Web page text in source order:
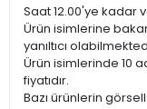
Saat 12.00'ye kadar
Ürün isimlerine
yanıltıcı
Ürün isimlerinde 10
fiyatıdır.
Bazı ürünlerin